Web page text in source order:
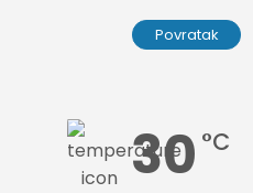
Povratak
30 °C